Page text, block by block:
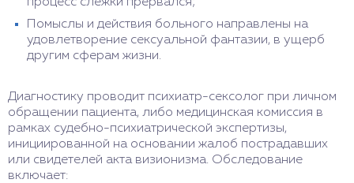
Помыслы и действия больного направлены на
удовлетворение сексуальной фантазии, в ущерб
другим сферам жизни.
Диагностику проводит психиатр-сексолог при личном
обращении пациента, либо медицинская комиссия в
рамках судебно-психиатрической экспертизы,
инициированной на основании жалоб пострадавших
или свидетелей акта визионизма. Обследование
включает: